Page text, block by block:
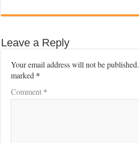
Leave a Reply
Your email address will not be published.
marked *
Comment *